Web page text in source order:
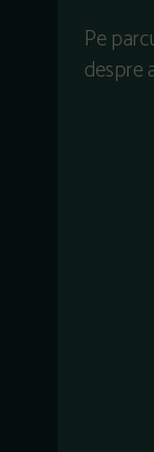
Pe
despre